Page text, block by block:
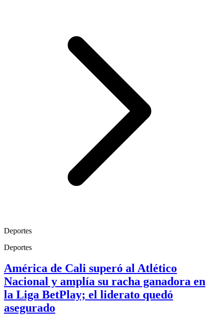
Deportes
Deportes
América de Cali superó al Atlético
Nacional y amplía su racha ganadora en
la Liga BetPlay; el liderato quedó
asegurado